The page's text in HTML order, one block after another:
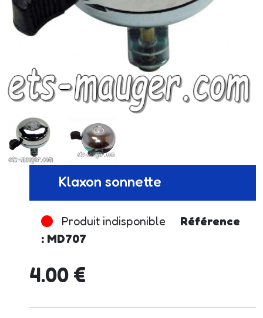
Klaxon sonnette
Produit indisponible
Référence
: MD707
4.00 €